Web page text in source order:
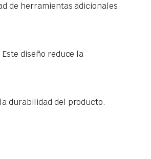
de herramientas adicionales.
diseño reduce la
durabilidad del producto.